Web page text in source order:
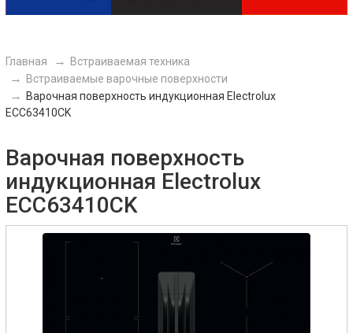
Главная
Встраиваемая техника
Встраиваемые варочные поверхности
Варочная поверхность индукционная Electrolux
ECC63410CK
Варочная поверхность
индукционная Electrolux
ECC63410CK